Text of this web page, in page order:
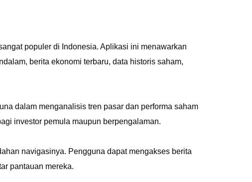
populer di Indonesia. Aplikasi ini menawarkan
berita ekonomi terbaru, data historis saham,
dalam menganalisis tren pasar dan performa saham
investor pemula maupun berpengalaman.
navigasinya. Pengguna dapat mengakses berita
pantauan mereka.